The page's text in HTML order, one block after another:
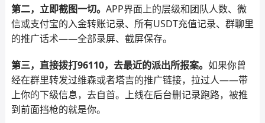
第二，立即截图一切。 APP界面上的层级和团队人数、微
信或支付宝的入金转账记录、所有USDT充值记录、群聊里
的推广话术——全部录屏、截屏保存。
第三，直接拨打96110，去最近的派出所报案。 如果你曾
经在群里转发过维森或者塔吉的推广链接，拉过人——带
上你的下级信息，去自首。上线在后台删记录跑路，被推
到前面挡枪的就是你。